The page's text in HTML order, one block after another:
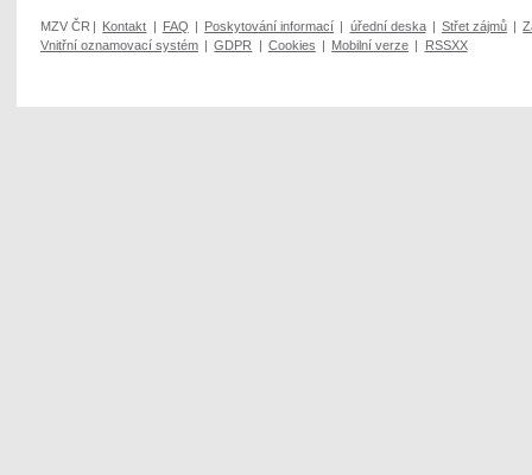
MZV ČR | Kontakt | FAQ | Poskytování informací | úřední deska | Střet zájmů |
Vnitřní oznamovací systém | GDPR | Cookies | Mobilní verze | RSSXX